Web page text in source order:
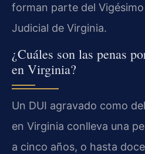
forman parte del
Judicial de Virginia.
¿Cuáles son las penas
en Virginia?
Un DUI agravado como
en Virginia conlleva una
a cinco años, o hasta